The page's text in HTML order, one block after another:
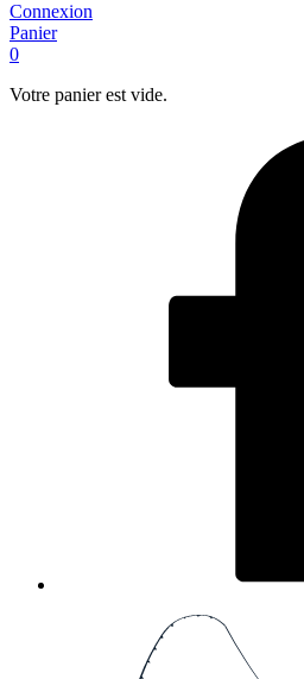
Connexion
Panier
0
Votre panier est vide.